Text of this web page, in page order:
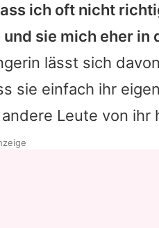
ich oft nicht
sie mich eher in
lässt sich
sie einfach ihr
Leute von ihr